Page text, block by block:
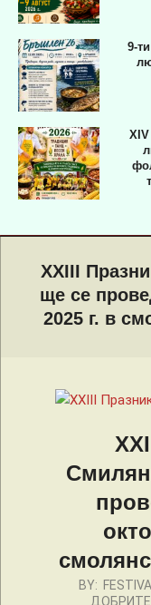
9-
NavigationXXIII
ще се
2025 г. в
2025-BY: